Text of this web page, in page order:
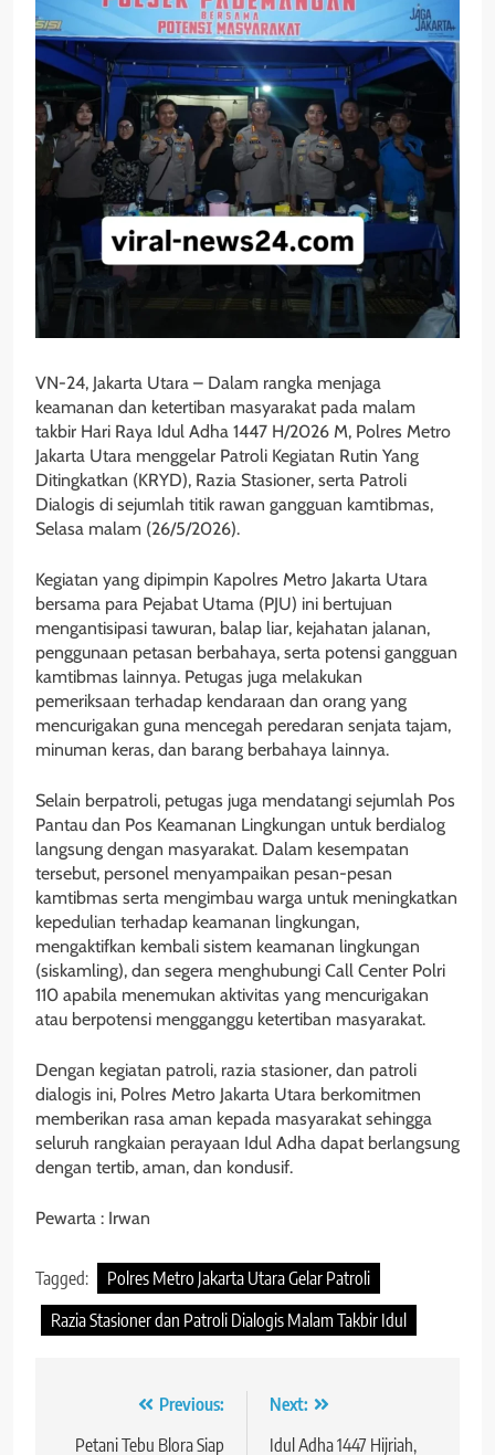
VN-24, Jakarta Utara – Dalam rangka menjaga
keamanan dan ketertiban masyarakat pada malam
takbir Hari Raya Idul Adha 1447 H/2026 M, Polres Metro
Jakarta Utara menggelar Patroli Kegiatan Rutin Yang
Ditingkatkan (KRYD), Razia Stasioner, serta Patroli
Dialogis di sejumlah titik rawan gangguan kamtibmas,
Selasa malam (26/5/2026).
Kegiatan yang dipimpin Kapolres Metro Jakarta Utara
bersama para Pejabat Utama (PJU) ini bertujuan
mengantisipasi tawuran, balap liar, kejahatan jalanan,
penggunaan petasan berbahaya, serta potensi gangguan
kamtibmas lainnya. Petugas juga melakukan
pemeriksaan terhadap kendaraan dan orang yang
mencurigakan guna mencegah peredaran senjata tajam,
minuman keras, dan barang berbahaya lainnya.
Selain berpatroli, petugas juga mendatangi sejumlah Pos
Pantau dan Pos Keamanan Lingkungan untuk berdialog
langsung dengan masyarakat. Dalam kesempatan
tersebut, personel menyampaikan pesan-pesan
kamtibmas serta mengimbau warga untuk meningkatkan
kepedulian terhadap keamanan lingkungan,
mengaktifkan kembali sistem keamanan lingkungan
(siskamling), dan segera menghubungi Call Center Polri
110 apabila menemukan aktivitas yang mencurigakan
atau berpotensi mengganggu ketertiban masyarakat.
Dengan kegiatan patroli, razia stasioner, dan patroli
dialogis ini, Polres Metro Jakarta Utara berkomitmen
memberikan rasa aman kepada masyarakat sehingga
seluruh rangkaian perayaan Idul Adha dapat berlangsung
dengan tertib, aman, dan kondusif.
Pewarta : Irwan
Tagged:
Polres Metro Jakarta Utara Gelar Patroli
Razia Stasioner dan Patroli Dialogis Malam Takbir Idul
Navigasi Previous:
Petani Tebu Blora Siap
Next:
Idul Adha 1447 Hijriah,